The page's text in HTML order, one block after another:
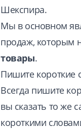
Шекспира.
Мы в основном
продаж, которым
товары.
Пишите короткие
Всегда пишите
вы сказать то же
короткими